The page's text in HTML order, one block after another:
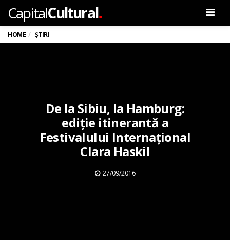
CapitalCultural.
HOME ȘTIRI
De la Sibiu, la Hamburg:
ediție itinerantă a
Festivalului Internațional
Clara Haskil
27/09/2016